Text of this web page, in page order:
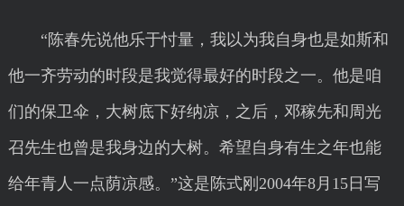
“陈春先说他乐于忖量，我以为我自身也是如斯和
他一齐劳动的时段是我觉得最好的时段之一。他是咱
们的保卫伞，大树底下好纳凉，之后，邓稼先和周光
召先生也曾是我身边的大树。希望自身有生之年也能
给年青人一点荫凉感。”这是陈式刚2004年8月15日写